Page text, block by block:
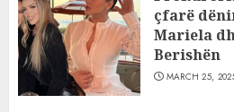
çfarë
Mariela
Berishën
MARCH 25,